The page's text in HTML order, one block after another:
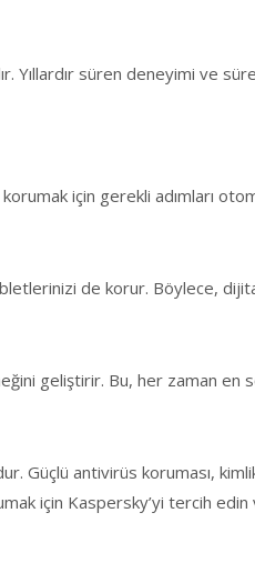
Yıllardır süren deneyimi ve
korumak için gerekli adımları
de korur. Böylece,
geliştirir. Bu, her zaman en
antivirüs koruması, kimlik
için Kaspersky’yi tercih